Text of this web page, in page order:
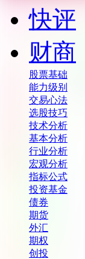
快评
财商
股票基础
能力级别
交易心法
选股技巧
技术分析
基本分析
行业分析
宏观分析
指标公式
投资基金
债券
期货
外汇
期权
创投